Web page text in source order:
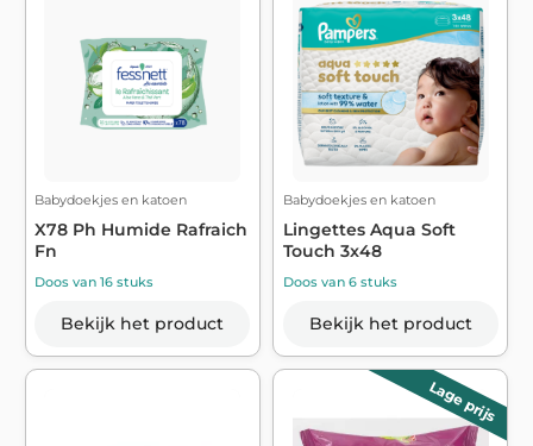
Babydoekjes en katoen
X78 Ph Humide Rafraich
Fn
Doos van 16 stuks
Bekijk het product
Babydoekjes en katoen
Lingettes Aqua Soft
Touch 3x48
Doos van 6 stuks
Bekijk het product
Lage prijs